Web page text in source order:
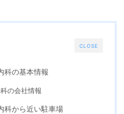
CLOSE
科の基本情報
の会社情報
科から近い駐車場